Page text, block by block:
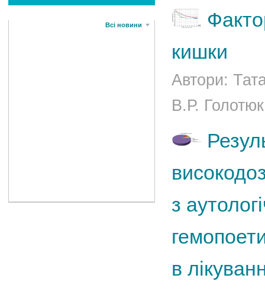
Всі новини
кишки
Автори:
В.Р.
з
в